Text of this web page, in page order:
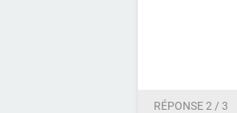
RÉPONSE 2 / 3